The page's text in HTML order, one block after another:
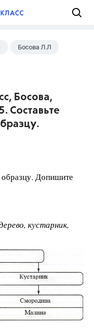
Босова Л.Л
Босова,
Составьте
Допишите
кустарник,